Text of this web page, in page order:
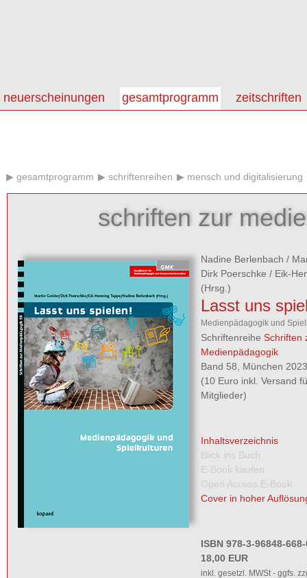
neuerscheinungen gesamtprogramm zeitschriften
gesamtprogramm schriftenreihen mensch und digitalisierung
schriften zur
Nadine Berlenbach /
Dirk Poerschke / Eik-
(Hrsg.)
Lasst uns
Medienpädagogik und
Schriftenreihe Schriften
Medienpädagogik
Band 58, München
(10 Euro inkl. Versand
Mitglieder)
Inhaltsverzeichnis
Blick ins Buch
E-Book kaufen
Open Access E-Book
Cover in hoher
ISBN 978-3-96848-
18,00 EUR
inkl. gesetzl. MWSt - ggfs.